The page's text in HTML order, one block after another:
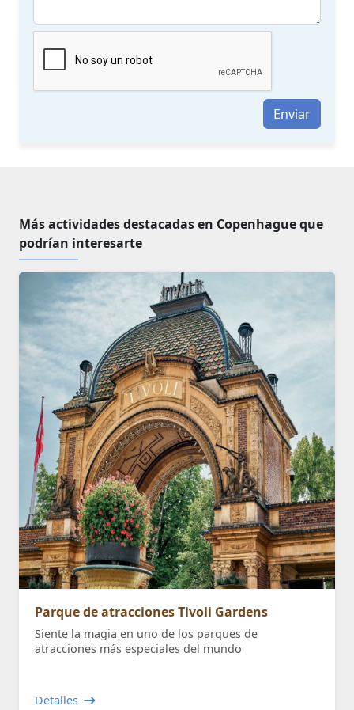
Enviar
Más actividades destacadas en Copenhague que
podrían interesarte
Parque de atracciones Tivoli Gardens
Siente la magia en uno de los parques de
atracciones más especiales del mundo
Detalles